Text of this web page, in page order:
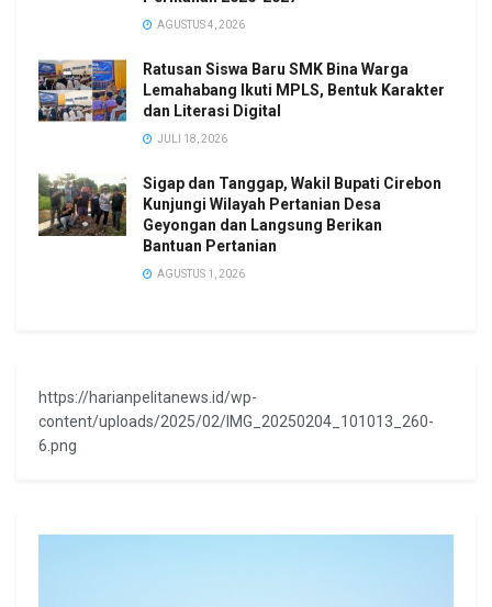
AGUSTUS 4, 2026
Ratusan Siswa Baru SMK Bina Warga
Lemahabang Ikuti MPLS, Bentuk Karakter
dan Literasi Digital
JULI 18, 2026
Sigap dan Tanggap, Wakil Bupati Cirebon
Kunjungi Wilayah Pertanian Desa
Geyongan dan Langsung Berikan
Bantuan Pertanian
AGUSTUS 1, 2026
https://harianpelitanews.id/wp-
content/uploads/2025/02/IMG_20250204_101013_260-
6.png